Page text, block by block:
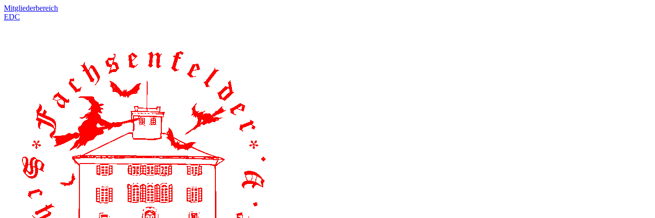
Mitgliederbereich
EDC